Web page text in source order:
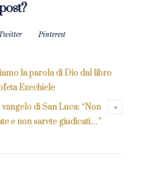
Pinterest
la parola di Dio dal libro
Ezechiele
di San Luca: “Non
e non sarete giudicati…”